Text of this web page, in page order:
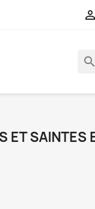

search
ET SAINTES